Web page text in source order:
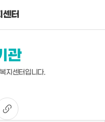
터
관
지센터입니다.